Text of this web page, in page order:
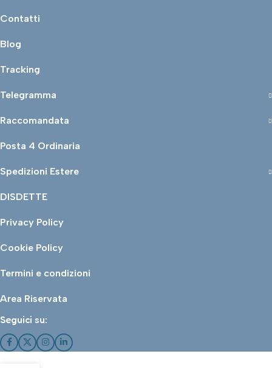
Contatti
Blog
Tracking
Telegramma
Raccomandata
Posta 4 Ordinaria
Spedizioni Estere
DISDETTE
Privacy Policy
Cookie Policy
Termini e condizioni
Area Riservata
Seguici su: